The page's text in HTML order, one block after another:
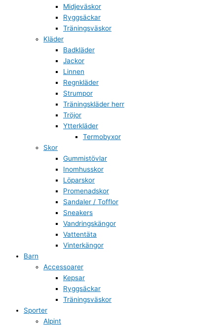
Midjeväskor
Ryggsäckar
Träningsväskor
Kläder
Badkläder
Jackor
Linnen
Regnkläder
Strumpor
Träningskläder herr
Tröjor
Ytterkläder
Termobyxor
Skor
Gummistövlar
Inomhusskor
Löparskor
Promenadskor
Sandaler / Tofflor
Sneakers
Vandringskängor
Vattentäta
Vinterkängor
Barn
Accessoarer
Kepsar
Ryggsäckar
Träningsväskor
Sporter
Alpint